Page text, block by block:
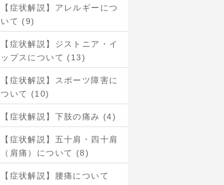
【症状解説】アレルギーにつ
いて (9)
【症状解説】ジストニア・イ
ップスについて (13)
【症状解説】スポーツ障害に
ついて (10)
【症状解説】下肢の痛み (4)
【症状解説】五十肩・四十肩
（肩痛）について (8)
【症状解説】腰痛について